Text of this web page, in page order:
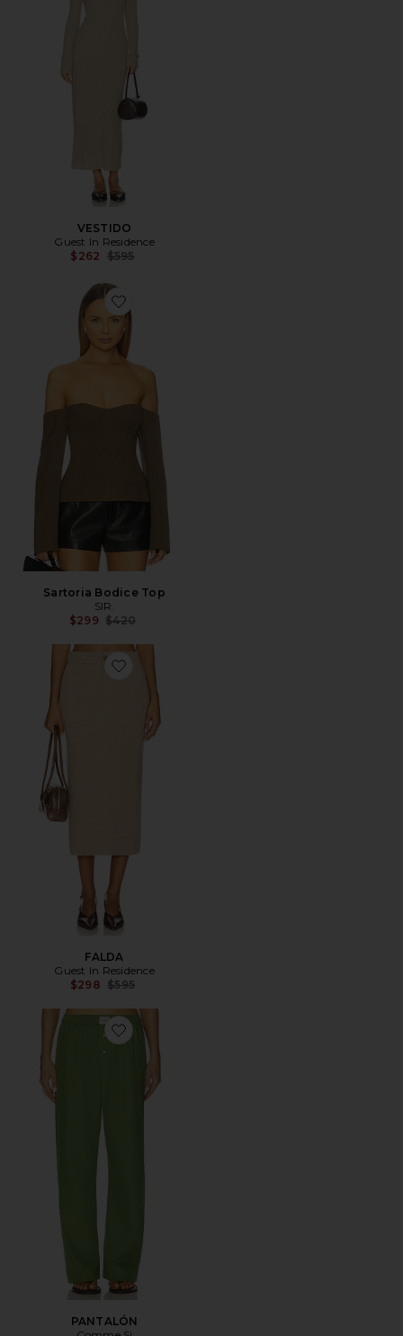
VESTIDO
Guest In Residence
$262 Previous price:
$595
Favorite Sartoria Bodice Top
Sartoria Bodice Top
SIR.
$299 Previous price:
$420
Favorite FALDA
FALDA
Guest In Residence
$298 Previous price:
$595
Favorite PANTALÓN
PANTALÓN